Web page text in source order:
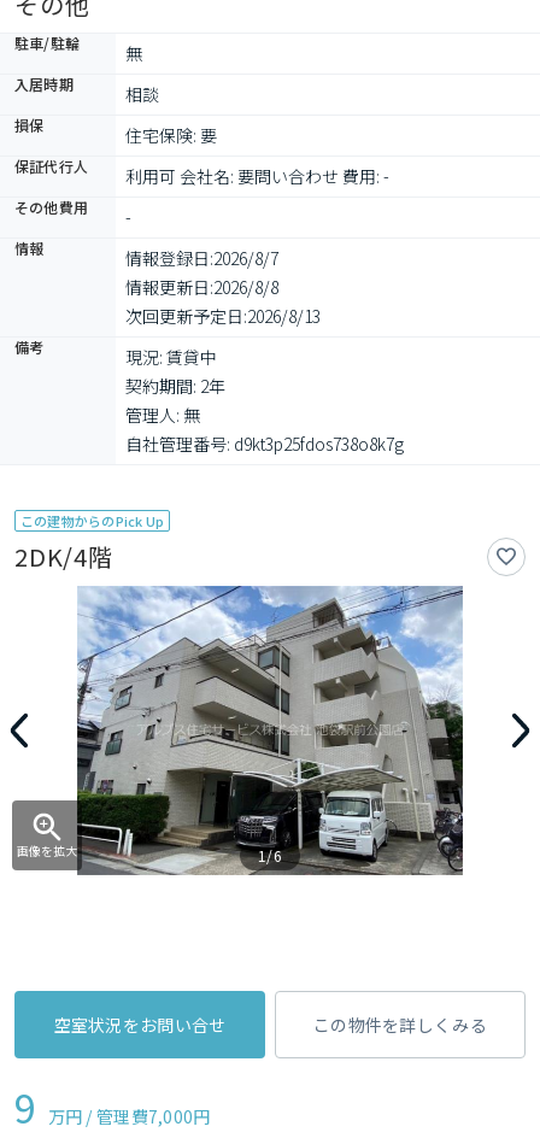
駐車/駐輪 無
入居時期 相談
損保 住宅保険: 要
保証代行人 利用可 会社名: 要問い合わせ 費用: -
その他費用 -
情報 情報登録日:2026/8/7
情報更新日:2026/8/8
次回更新予定日:2026/8/13
備考
現況: 賃貸中
契約期間: 2年
管理人: 無
自社管理番号: d9kt3p25fdos738o8k7g
この建物からのPick Up
2DK/4階
画像を拡大 1/6
空室状況をお問い合せ この物件を詳しくみる
9 万円 / 管理費7,000円